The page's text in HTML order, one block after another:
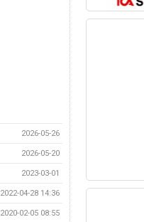
2026-05-26
2026-05-20
2023-03-01
2022-04-28 14:36
2020-02-05 08:55